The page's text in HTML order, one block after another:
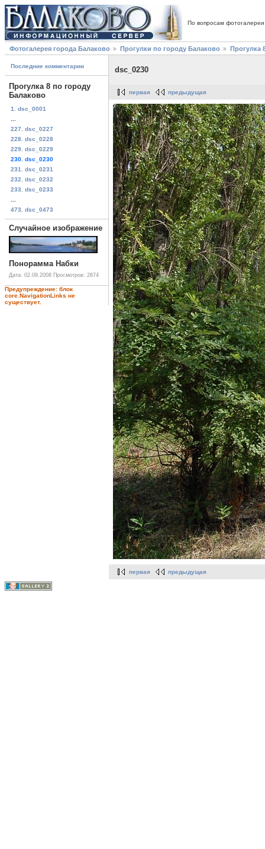
По вопросам
Фотогалерея города Балаково Прогулки по городу Балаково Прогулка
Последние комментарии
Прогулка 8 по городу
Балаково
1. dsc_0001
227. dsc_0227
228. dsc_0228
229. dsc_0229
230. dsc_0230
231. dsc_0231
232. dsc_0232
233. dsc_0233
473. dsc_0473
Случайное изображение
Понорамма Набки
Дата: 02.09.2008 Просмотров: 2874
Предупреждение: блок
core.NavigationLinks не
существует.
dsc_0230
первая предыдущая
первая предыдущая